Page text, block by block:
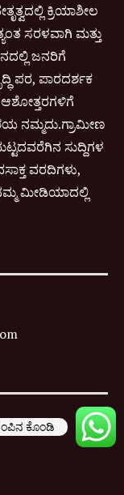
ಕ್ರಿಯಾಶೀಲ
ಸರಳವಾಗಿ ಮತ್ತು
ಜನರಿಗೆ
ಪರ, ಪಾರದರ್ಶಕ
ಆಶೋತ್ತರಗಳಿಗೆ
ನಮ್ಮದು.ಗ್ರಾಮೀಣ
ಸುದ್ದಿಗಳ
ವರದಿಗಳು,
ಮೀಡಿಯಾದಲ್ಲಿ
ಕೊಂಡಿ